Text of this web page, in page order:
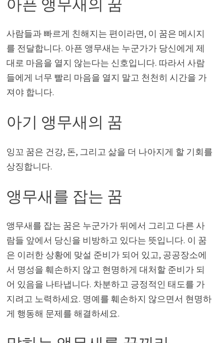
아픈 앵무새의 꿈
사람들과 빠르게 친해지는 편이라면, 이 꿈은 메시지
를 전달합니다. 아픈 앵무새는 누군가가 당신에게 제
대로 마음을 열지 않는다는 신호입니다. 따라서 사람
들에게 너무 빨리 마음을 열지 말고 천천히 시간을 가
져야 합니다.
아기 앵무새의 꿈
잉꼬 꿈은 건강, 돈, 그리고 삶을 더 나아지게 할 기회를
상징합니다.
앵무새를 잡는 꿈
앵무새를 잡는 꿈은 누군가가 뒤에서 그리고 다른 사
람들 앞에서 당신을 비방하고 있다는 뜻입니다. 이 꿈
은 이러한 상황에 맞설 준비가 되어 있고, 공공장소에
서 명성을 훼손하지 않고 현명하게 대처할 준비가 되
어 있음을 나타냅니다. 차분하고 긍정적인 태도를 가
지려고 노력하세요. 명예를 훼손하지 않으면서 현명하
게 행동해 문제를 해결하세요.